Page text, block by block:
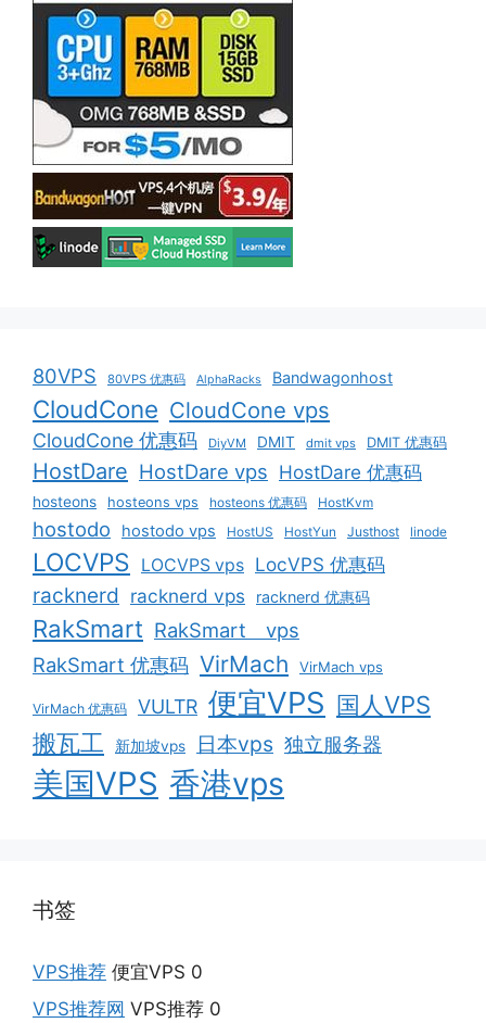
80VPS 80VPS 优惠码 AlphaRacks Bandwagonhost
CloudCone CloudCone vps
CloudCone 优惠码 DiyVM DMIT dmit vps DMIT 优惠码
HostDare HostDare vps HostDare 优惠码
hosteons hosteons vps hosteons 优惠码 HostKvm
hostodo hostodo vps HostUS HostYun Justhost linode
LOCVPS LOCVPS vps LocVPS 优惠码
racknerd racknerd vps racknerd 优惠码
RakSmart RakSmart vps
RakSmart 优惠码 VirMach VirMach vps
VirMach 优惠码 VULTR 便宜VPS 国人VPS
搬瓦工
新加坡vps 日本vps 独立服务器
美国VPS 香港vps
书签
VPS推荐 便宜VPS 0
VPS推荐网 VPS推荐 0